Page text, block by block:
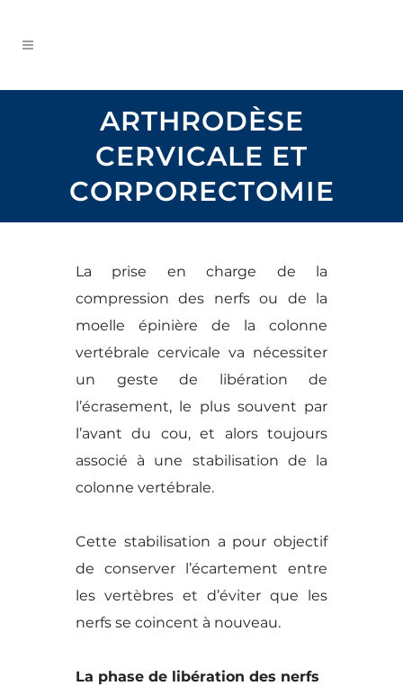
ARTHRODÈSE
CERVICALE ET
CORPORECTOMIE
La prise en charge de la
compression des nerfs ou de la
moelle épinière de la colonne
vertébrale cervicale va nécessiter
un geste de libération de
l’écrasement, le plus souvent par
l’avant du cou, et alors toujours
associé à une stabilisation de la
colonne vertébrale.
Cette stabilisation a pour objectif
de conserver l’écartement entre
les vertèbres et d’éviter que les
nerfs se coincent à nouveau.
La phase de libération des nerfs